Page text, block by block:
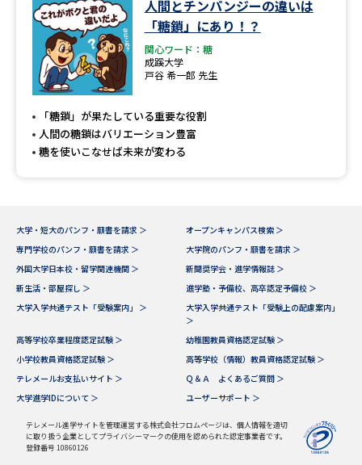
来場型・Web型イベント特集 夢ナビライブ
先輩が入学を決めた理由 テレメール全国一斉進学調査
学問検索
大学で学びたい学問発見
人間とチンパンジーの違いは
「糖鎖」にあり！？
関心ワード：糖
成蹊大学
戸谷 希一郎 先生
「糖鎖」が果たしている重要な役割
人間の糖鎖はバリエーション豊富
糖を使いこなせば未来が変わる
大学・短大のパンフ・願書を請求 ＞
オープンキャンパス検索 ＞
専門学校のパンフ・願書を請求 ＞
大学院のパンフ・願書を請求 ＞
外国大学日本校・留学関連機関 ＞
新聞奨学会・進学情報誌 ＞
新生活・部屋探し ＞
進学塾・予備校、高卒認定予備校 ＞
大学入学共通テスト「受験案内」 ＞
大学入学共通テスト「受験上の配慮案内」
＞
高等学校卒業程度認定試験 ＞
幼稚園教員資格認定試験 ＞
小学校教員資格認定試験 ＞
高等学校（情報）教員資格認定試験 ＞
テレメールお支払いサイト ＞
Ｑ＆Ａ よくあるご質問 ＞
大学進学IDについて ＞
ユーザーサポート ＞
テレメール進学サイトを管理運営する株式会社フロムページは、個人情報を適切
に取り扱う企業としてプライバシーマークの使用を認められた認定事業者です。
登録番号 10860126